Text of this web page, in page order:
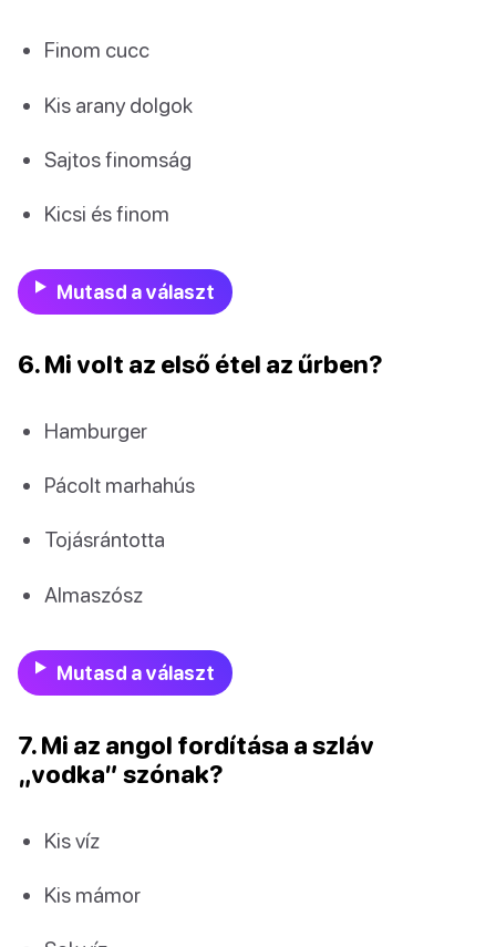
Finom cucc
Kis arany dolgok
Sajtos finomság
Kicsi és finom
Mutasd a választ
6. Mi volt az első étel az űrben?
Hamburger
Pácolt marhahús
Tojásrántotta
Almaszósz
Mutasd a választ
7. Mi az angol fordítása a szláv
„vodka” szónak?
Kis víz
Kis mámor